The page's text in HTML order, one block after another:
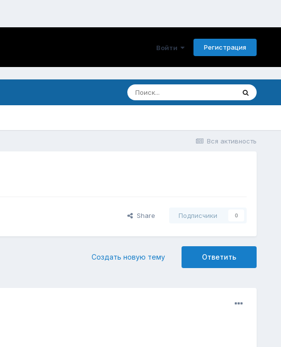
Войти Регистрация
Вся активность
Share Подписчики 0
Ответить
Создать новую тему